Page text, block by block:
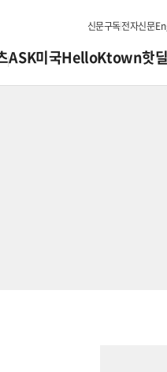
신문구독전자신문
ASK미국HelloKtown핫딜